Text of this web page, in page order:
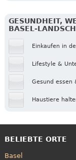
GESUNDHEIT,
BASEL-
Einkaufen in
Lifestyle &
Gesund essen
Haustiere
BELIEBTE ORTE
Basel